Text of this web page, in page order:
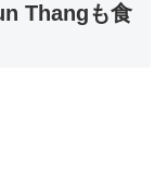
Thangも食